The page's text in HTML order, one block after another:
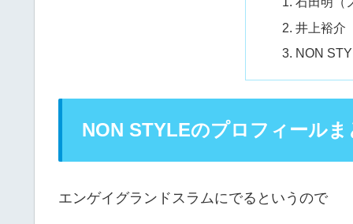
井上裕介
NON
NON STYLEのプロフィールま
エンゲイグランドスラムにでるというので